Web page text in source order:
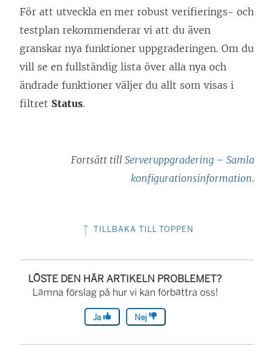
För att utveckla en mer robust verifierings- och
testplan rekommenderar vi att du även
granskar nya funktioner uppgraderingen. Om du
vill se en fullständig lista över alla nya och
ändrade funktioner väljer du allt som visas i
filtret Status.
Fortsätt till Serveruppgradering – Samla
konfigurationsinformation.
TILLBAKA TILL TOPPEN
LÖSTE DEN HÄR ARTIKELN PROBLEMET?
Lämna förslag på hur vi kan förbättra oss!
Ja Nej